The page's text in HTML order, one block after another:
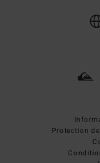
Protection